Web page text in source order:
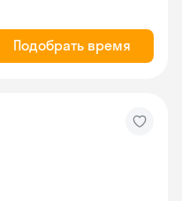
Подобрать время